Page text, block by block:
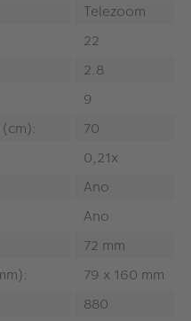
Telezoom
22
2.8
9
70
0,21x
Ano
Ano
72 mm
79 x 160 mm
880